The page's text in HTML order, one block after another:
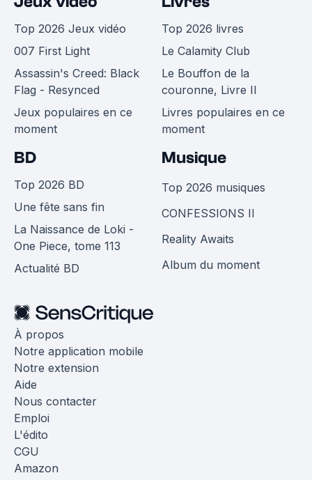
Top 2026 Jeux vidéo
007 First Light
Assassin's Creed: Black
Flag - Resynced
Jeux populaires en ce
moment
Top 2026 livres
Le Calamity Club
Le Bouffon de la
couronne, Livre II
Livres populaires en ce
moment
BD
Top 2026 BD
Une fête sans fin
La Naissance de Loki -
One Piece, tome 113
Actualité BD
Musique
Top 2026 musiques
CONFESSIONS II
Reality Awaits
Album du moment
À propos
Notre application mobile
Notre extension
Aide
Nous contacter
Emploi
L'édito
CGU
Amazon